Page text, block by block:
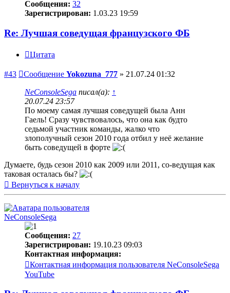
Сообщения: 32
Зарегистрирован: 1.03.23 19:59
Re: Лучшая соведущая французского ФБ
Цитата
#43 Сообщение Yokozuna_777 » 21.07.24 01:32
NeConsoleSega писал(а): ↑
20.07.24 23:57
По моему самая лучшая соведущей была Анн
Гаель! Сразу чувствовалось, что она как будто
седьмой участник команды, жалко что
злополучный сезон 2010 года отбил у неё желание
быть соведущей в форте
Думаете, будь сезон 2010 как 2009 или 2011, со-ведущая как
таковая осталась бы?
Вернуться к началу
NeConsoleSega
Сообщения: 27
Зарегистрирован: 19.10.23 09:03
Контактная информация:
Контактная информация пользователя NeConsoleSega
YouTube